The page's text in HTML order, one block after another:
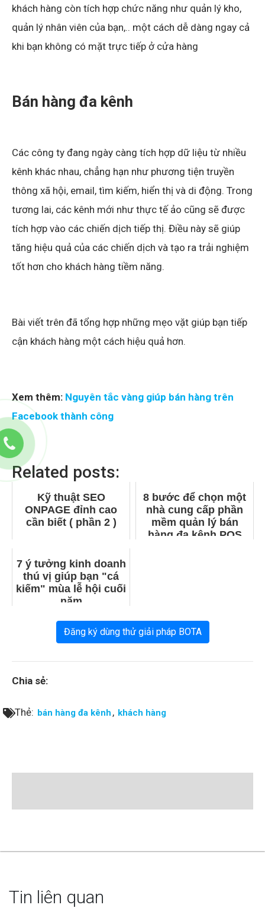
khách hàng còn tích hợp chức năng như quản lý kho,
quản lý nhân viên của bạn,.. một cách dễ dàng ngay cả
khi bạn không có mặt trực tiếp ở cửa hàng
Bán hàng đa kênh
Các công ty đang ngày càng tích hợp dữ liệu từ nhiều
kênh khác nhau, chẳng hạn như phương tiện truyền
thông xã hội, email, tìm kiếm, hiển thị và di động. Trong
tương lai, các kênh mới như thực tế ảo cũng sẽ được
tích hợp vào các chiến dịch tiếp thị. Điều này sẽ giúp
tăng hiệu quả của các chiến dịch và tạo ra trải nghiệm
tốt hơn cho khách hàng tiềm năng.
Bài viết trên đã tổng hợp những mẹo vặt giúp bạn tiếp
cận khách hàng một cách hiệu quả hơn.
Xem thêm: Nguyên tắc vàng giúp bán hàng trên
Facebook thành công
Related posts:
Kỹ thuật SEO
ONPAGE đỉnh cao
cần biết ( phần 2 )
8 bước để chọn một
nhà cung cấp phần
mềm quản lý bán
hàng đa kênh POS
7 ý tưởng kinh doanh
thú vị giúp bạn "cá
kiếm" mùa lễ hội cuối
năm
Đăng ký dùng thử giải pháp BOTA
Chia sẻ:
Thẻ: bán hàng đa kênh , khách hàng
Tin liên quan